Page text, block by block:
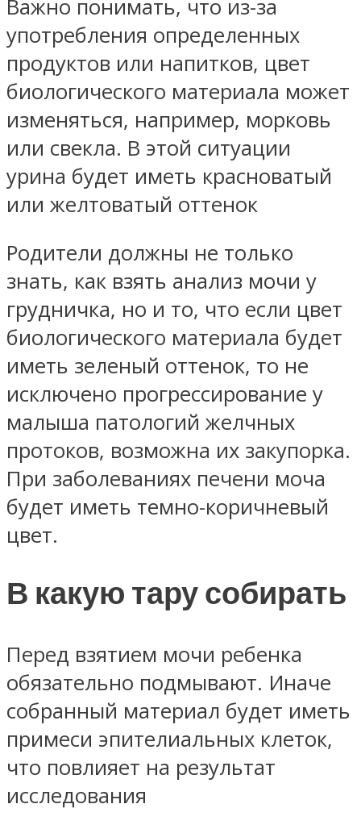
Важно понимать, что из-за
употребления определенных
продуктов или напитков, цвет
биологического материала может
изменяться, например, морковь
или свекла. В этой ситуации
урина будет иметь красноватый
или желтоватый оттенок
Родители должны не только
знать, как взять анализ мочи у
грудничка, но и то, что если цвет
биологического материала будет
иметь зеленый оттенок, то не
исключено прогрессирование у
малыша патологий желчных
протоков, возможна их закупорка.
При заболеваниях печени моча
будет иметь темно-коричневый
цвет.
В какую тару собирать
Перед взятием мочи ребенка
обязательно подмывают. Иначе
собранный материал будет иметь
примеси эпителиальных клеток,
что повлияет на результат
исследования